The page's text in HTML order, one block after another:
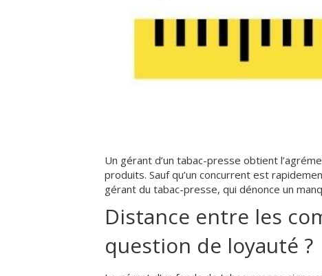
Un gérant d’un tabac-presse obtient
produits. Sauf qu’un concurrent est
gérant du tabac-presse, qui dénonce un
Distance entre les
question de loyauté ?